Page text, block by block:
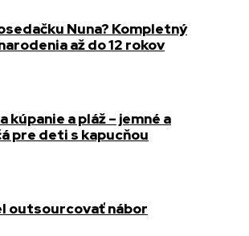
Nuna? Kompletný
až do 12 rokov
kúpanie a pláž – jemné a
pre deti s kapucňou
outsourcovať nábor